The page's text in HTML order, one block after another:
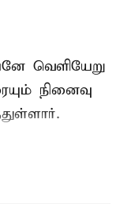
வெளியேறு
நினைவு